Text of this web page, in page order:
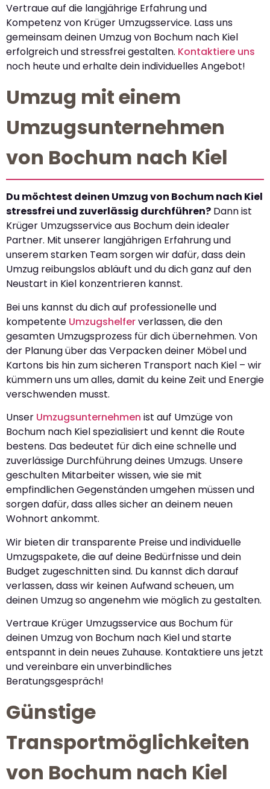
Vertraue auf die langjährige Erfahrung und
Kompetenz von Krüger Umzugsservice. Lass uns
gemeinsam deinen Umzug von Bochum nach Kiel
erfolgreich und stressfrei gestalten. Kontaktiere uns
noch heute und erhalte dein individuelles Angebot!
Umzug mit einem
Umzugsunternehmen
von Bochum nach Kiel
Du möchtest deinen Umzug von Bochum nach Kiel
stressfrei und zuverlässig durchführen? Dann ist
Krüger Umzugsservice aus Bochum dein idealer
Partner. Mit unserer langjährigen Erfahrung und
unserem starken Team sorgen wir dafür, dass dein
Umzug reibungslos abläuft und du dich ganz auf den
Neustart in Kiel konzentrieren kannst.
Bei uns kannst du dich auf professionelle und
kompetente Umzugshelferverlassen, die den
gesamten Umzugsprozess für dich übernehmen. Von
der Planung über das Verpacken deiner Möbel und
Kartons bis hin zum sicheren Transport nach Kiel – wir
kümmern uns um alles, damit du keine Zeit und Energie
verschwenden musst.
Unser Umzugsunternehmen ist auf Umzüge von
Bochum nach Kiel spezialisiert und kennt die Route
bestens. Das bedeutet für dich eine schnelle und
zuverlässige Durchführung deines Umzugs. Unsere
geschulten Mitarbeiter wissen, wie sie mit
empfindlichen Gegenständen umgehen müssen und
sorgen dafür, dass alles sicher an deinem neuen
Wohnort ankommt.
Wir bieten dir transparente Preise und individuelle
Umzugspakete, die auf deine Bedürfnisse und dein
Budget zugeschnitten sind. Du kannst dich darauf
verlassen, dass wir keinen Aufwand scheuen, um
deinen Umzug so angenehm wie möglich zu gestalten.
Vertraue Krüger Umzugsservice aus Bochum für
deinen Umzug von Bochum nach Kiel und starte
entspannt in dein neues Zuhause. Kontaktiere uns jetzt
und vereinbare ein unverbindliches
Beratungsgespräch!
Günstige
Transportmöglichkeiten
von Bochum nach Kiel